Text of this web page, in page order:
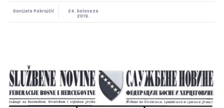
Danijela Pokrajčić
24. kolovoza
2019.